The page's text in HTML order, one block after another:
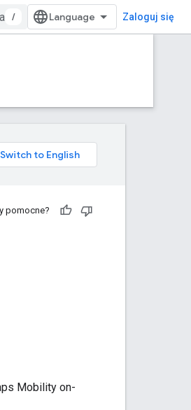
/ Zaloguj się
pomocne?
Mobility on-